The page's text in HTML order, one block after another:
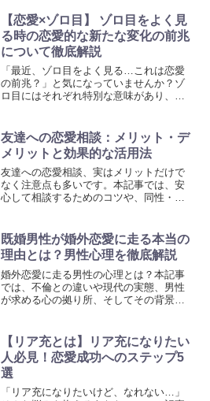
イプ別の攻略法まで詳しく解説していま
す。ぜひ参考にして頂ければ幸いです。
【恋愛×ゾロ目】 ゾロ目をよく見
る時の恋愛的な新たな変化の前兆
について徹底解説
「最近、ゾロ目をよく見る…これは恋愛
の前兆？」と気になっていませんか？ゾ
ロ目にはそれぞれ特別な意味があり、新
愛における意味を徹底解説しています。
ぜひ参考にして頂ければ幸いです。
友達への恋愛相談：メリット・デ
メリットと効果的な活用法
友達への恋愛相談、実はメリットだけで
なく注意点も多いです。本記事では、安
心して相談するためのコツや、同性・異
頂ければ幸いです。
既婚男性が婚外恋愛に走る本当の
理由とは？男性心理を徹底解説
婚外恋愛に走る男性の心理とは？本記事
では、不倫との違いや現代の実態、男性
が求める心の拠り所、そしてその背景に
策も紹介しています。是非参考にして頂
ければ幸いです。
【リア充とは】リア充になりたい
人必見！恋愛成功へのステップ5
選
「リア充になりたいけど、なれない…」